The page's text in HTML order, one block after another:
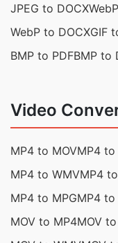
JPEG to DOCX
WebP to DOCXGIF
BMP to PDFBMP to
Video
MP4 to MOVMP4 to
MP4 to WMVMP4
MP4 to MPGMP4
MOV to MP4MOV